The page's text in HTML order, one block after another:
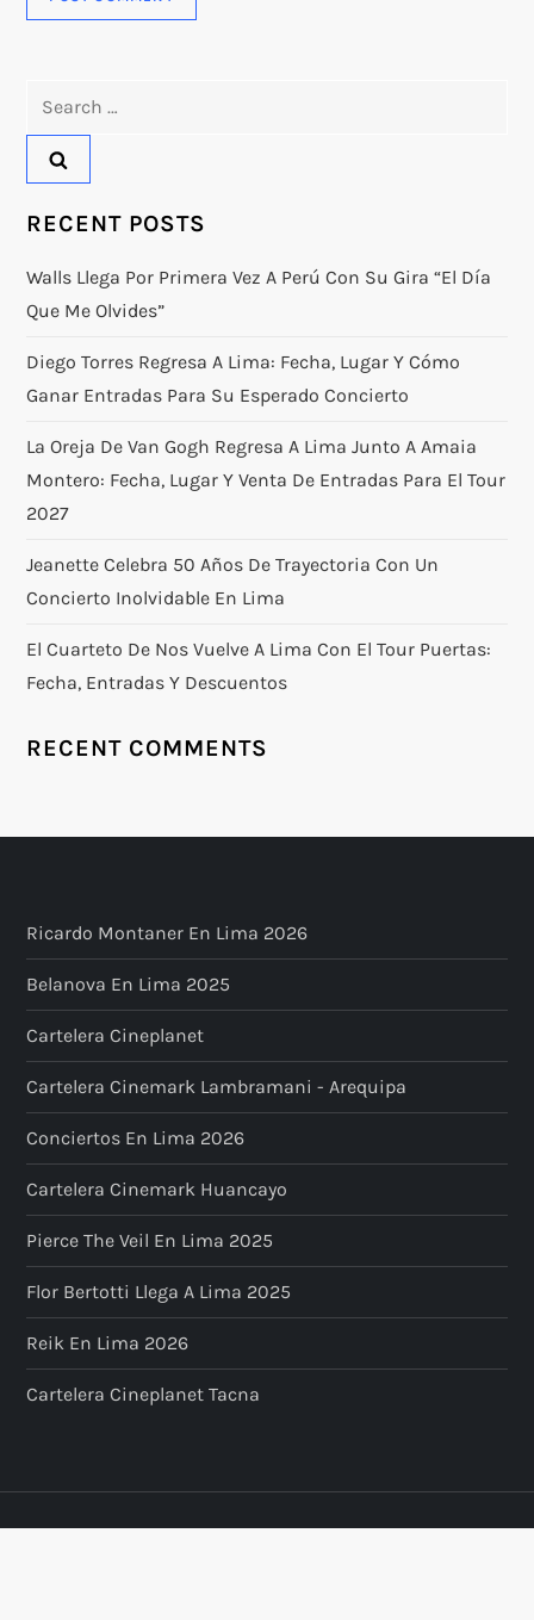
RECENT POSTS
Walls Llega Por Primera Vez A Perú Con Su Gira “El Día
Que Me Olvides”
Diego Torres Regresa A Lima: Fecha, Lugar Y Cómo
Ganar Entradas Para Su Esperado Concierto
La Oreja De Van Gogh Regresa A Lima Junto A Amaia
Montero: Fecha, Lugar Y Venta De Entradas Para El Tour
2027
Jeanette Celebra 50 Años De Trayectoria Con Un
Concierto Inolvidable En Lima
El Cuarteto De Nos Vuelve A Lima Con El Tour Puertas:
Fecha, Entradas Y Descuentos
RECENT COMMENTS
Ricardo Montaner En Lima 2026
Belanova En Lima 2025
Cartelera Cineplanet
Cartelera Cinemark Lambramani - Arequipa
Conciertos En Lima 2026
Cartelera Cinemark Huancayo
Pierce The Veil En Lima 2025
Flor Bertotti Llega A Lima 2025
Reik En Lima 2026
Cartelera Cineplanet Tacna